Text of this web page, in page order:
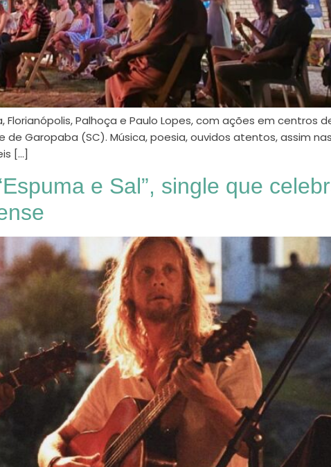
Palhoça e Paulo Lopes, com ações em centros
Garopaba (SC). Música, poesia, ouvidos atentos, assim
[…]
e Sal”, single que